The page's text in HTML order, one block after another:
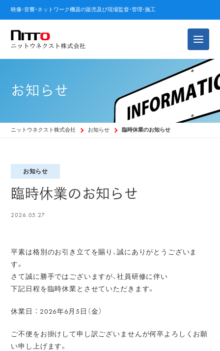
映像・音響・ネットワーク機器の販売及び現場監督・管理・施工
お知らせ
ニットウネクスト株式会社 お知らせ 臨時休業のお知らせ
お知らせ
臨時休業のお知らせ
2026.05.27
平素は格別のお引き立てを賜り、誠にありがとうございま
す。
さて誠に勝手ではございますが、社員研修に伴い
下記日程を臨時休業とさせていただきます。
休業日 ： 2026年6月5日（金）
ご不便をお掛けして申し訳ございませんが何卒よろしくお願
い申し上げます。